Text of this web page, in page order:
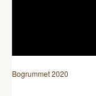
Bogrummet 2020